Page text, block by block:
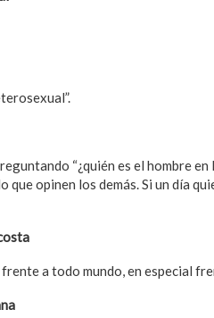
“¿quién es el hombre
que opinen los demás. Si un día
a todo mundo, en especial